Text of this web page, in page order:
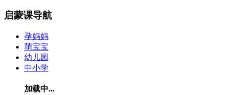
启蒙课导航
孕妈妈
萌宝宝
幼儿园
中小学
加载中...